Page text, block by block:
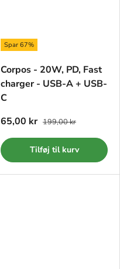
Spar 67%
Corpos - 20W, PD, Fast
charger - USB-A + USB-
C
65,00 kr 199,00 kr
Tilføj til kurv